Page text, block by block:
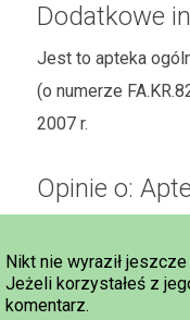
Dodatkowe
Jest to apteka
(o numerze
2007 r.
Opinie o:
Nikt nie wyraził
Jeżeli korzystałeś z
komentarz.